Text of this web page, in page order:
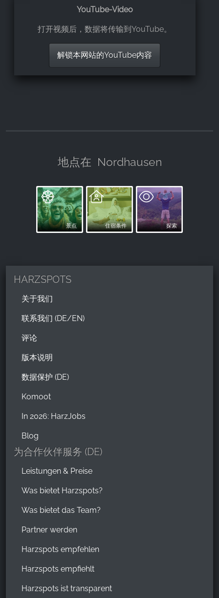
YouTube-Video
打开视频后，数据将传输到YouTube。
解锁本网站的YouTube内容
地点在 Nordhausen
景点 住宿条件 探索
HARZSPOTS
关于我们
联系我们 (DE/EN)
评论
版本说明
数据保护 (DE)
Komoot
In 2026: HarzJobs
Blog
为合作伙伴服务 (DE)
Leistungen & Preise
Was bietet Harzspots?
Was bietet das Team?
Partner werden
Harzspots empfehlen
Harzspots empfiehlt
Harzspots ist transparent